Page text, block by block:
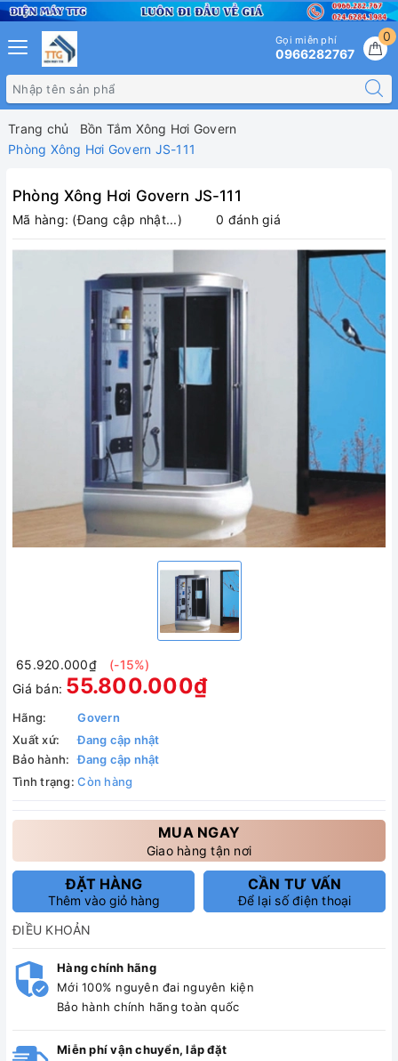
0
Gọi miễn phí
0966282767
Trang chủ
Bồn Tắm Xông Hơi Govern
Phòng Xông Hơi Govern JS-111
Phòng Xông Hơi Govern JS-111
Mã hàng: (Đang cập nhật...) 0 đánh giá
65.920.000₫
(-15%)
Giá bán: 55.800.000₫
Hãng:
Govern
Xuất xứ:
Đang cập nhật
Bảo hành:
Đang cập nhật
Tình trạng: Còn hàng
MUA NGAY
Giao hàng tận nơi
ĐẶT HÀNG
Thêm vào giỏ hàng
CẦN TƯ VẤN
Để lại số điện thoại
ĐIỀU KHOẢN
Hàng chính hãng
Mới 100% nguyên đai nguyên kiện
Bảo hành chính hãng toàn quốc
Miễn phí vận chuyển, lắp đặt